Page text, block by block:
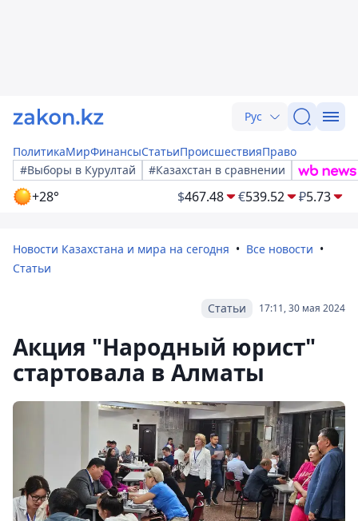
Рус
ПолитикаМирФинансыСтатьиПроисшествияПраво
#Выборы в Курултай
#Казахстан в сравнении
+28° $467.48 €539.52 ₽5.73
Новости Казахстана и мира на сегодня
Все новости
Статьи
17:11, 30 мая 2024
Статьи
Акция "Народный юрист"
стартовала в Алматы